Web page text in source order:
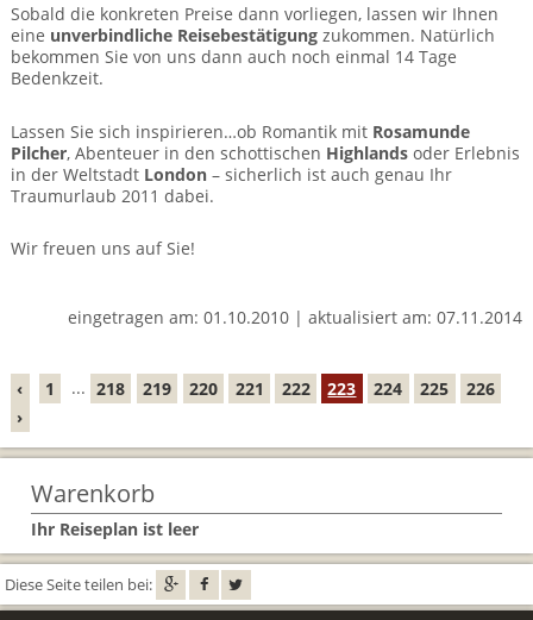
Minibustouren
Reisen durch England und Wales per Minibus
Reisen durch Schottland per Minibus
Wandern in Wales
Großbritannien - Facts & Figures
Großbritannien Urlaub mit Hund
Gutscheine - verschenken Sie eine Reise mit BTCo
Individuelle Familienreisen in Großbritannien
Reiseversicherung
Unterkünfte
Zimmer
Sobald die konkreten Preise dann vorliegen, lassen wir Ihnen
eine unverbindliche Reisebestätigungzukommen. Natürlich
bekommen Sie von uns dann auch noch einmal 14 Tage
Bedenkzeit.
Lassen Sie sich inspirieren…ob Romantik mit Rosamunde
Pilcher, Abenteuer in den schottischen Highlandsoder Erlebnis
in der Weltstadt London– sicherlich ist auch genau Ihr
Traumurlaub 2011 dabei.
Wir freuen uns auf Sie!
eingetragen am: 01.10.2010 | aktualisiert am: 07.11.2014
‹ 1 ... 218 219 220 221 222 223 224 225
226
›
Warenkorb
Ihr Reiseplan ist leer
Diese Seite teilen bei: